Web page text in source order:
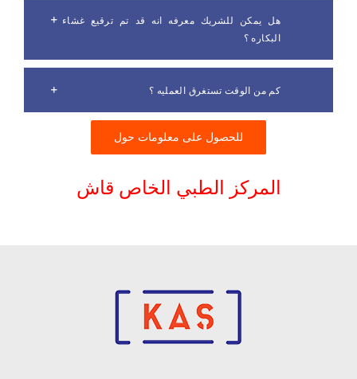
هل يمكن للشريك معرفه انه قد تم ترقيع غشاء
البكاره ؟
كم من الوقت تستغرق العمليه ؟
للحصول على معلومات حول
المركز الطبي الخاص قاش